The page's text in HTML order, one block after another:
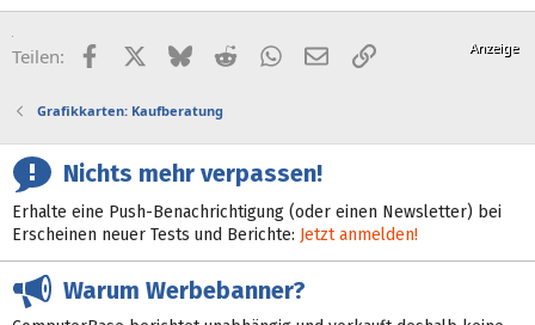
Teilen: FacebookX (Twitter)
BlueskyRedditWhatsApp
E-MailLink
Grafikkarten: Kaufberatung
Nichts mehr verpassen!
Erhalte eine Push-Benachrichtigung (oder einen Newsletter) bei
Erscheinen neuer Tests und Berichte: Jetzt anmelden!
Warum Werbebanner?